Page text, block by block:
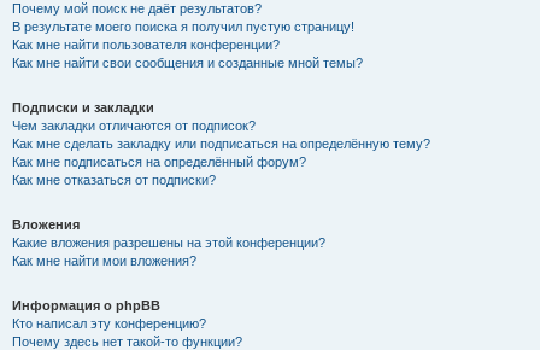
Почему мой поиск не даёт результатов?
В результате моего поиска я получил пустую страницу!
Как мне найти пользователя конференции?
Как мне найти свои сообщения и созданные мной темы?
Подписки и закладки
Чем закладки отличаются от подписок?
Как мне сделать закладку или подписаться на определённую тему?
Как мне подписаться на определённый форум?
Как мне отказаться от подписки?
Вложения
Какие вложения разрешены на этой конференции?
Как мне найти мои вложения?
Информация о phpBB
Кто написал эту конференцию?
Почему здесь нет такой-то функции?